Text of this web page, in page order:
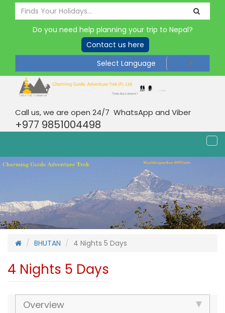
Do you need help planning your trip to Nepal?
Contact us here
Select Language
▼
Call us, we are open 24/7 WhatsApp and Viber
+977 9851004498
BHUTAN 4 Nights 5 Days
4 Nights 5 Days
Overview